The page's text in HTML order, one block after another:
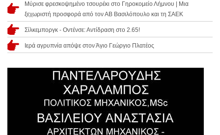
Μύρισε φρεσκοψημένο τσουρέκι στο Γηροκομείο Λήμνου | Μια
ξεχωριστή προσφορά από τον ΑΒ Βασιλόπουλο και τη ΣΑΕΚ
Σίλκεμποργκ - Οντένσε: Αντίδραση στο 2.65!
Ιερά αγρυπνία απόψε στον Άγιο Γεώργιο Πλατέος